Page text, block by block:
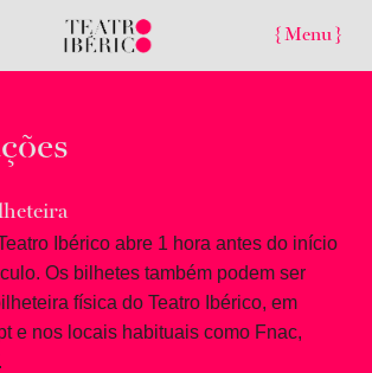
{ Menu }
Ibérico abre 1 hora antes do início
Os bilhetes também podem ser
física do Teatro Ibérico, em
e nos locais habituais como Fnac,